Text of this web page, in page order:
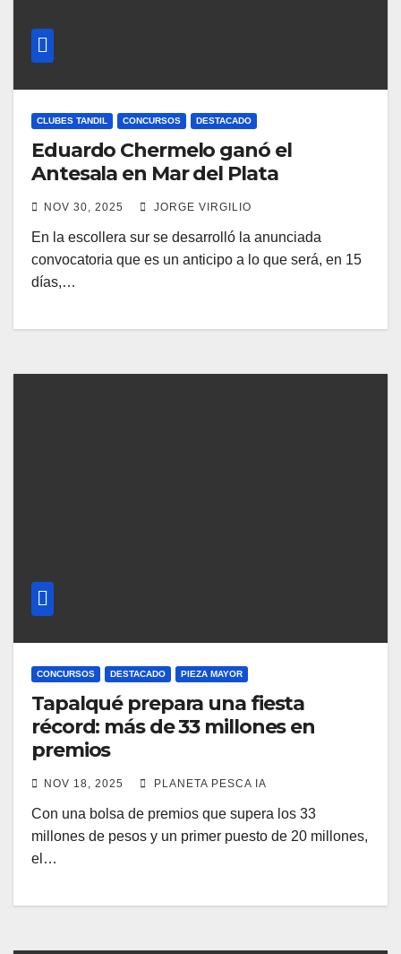
CLUBES TANDIL CONCURSOS DESTACADO
Eduardo Chermelo ganó el
Antesala en Mar del Plata
NOV 30, 2025 JORGE VIRGILIO
En la escollera sur se desarrolló la anunciada
convocatoria que es un anticipo a lo que será, en 15
días,…
CONCURSOS DESTACADO PIEZA MAYOR
Tapalqué prepara una fiesta
récord: más de 33 millones en
premios
NOV 18, 2025 PLANETA PESCA IA
Con una bolsa de premios que supera los 33
millones de pesos y un primer puesto de 20 millones,
el…